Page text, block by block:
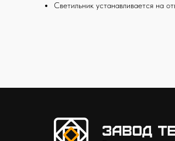
Светильник устанавливается на